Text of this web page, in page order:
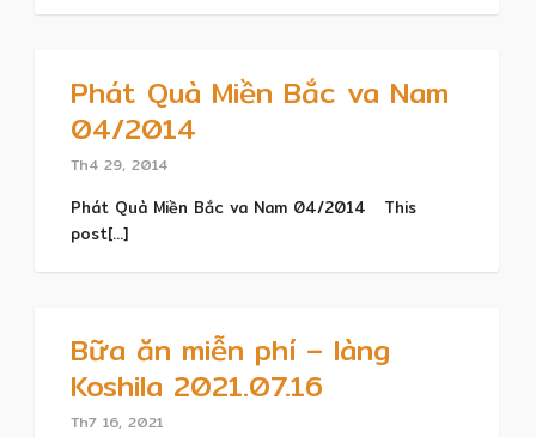
Phát Quà Miền Bắc va Nam
04/2014
Th4 29, 2014
Phát Quà Miền Bắc va Nam 04/2014 This
post[...]
Bữa ăn miễn phí – làng
Koshila 2021.07.16
Th7 16, 2021